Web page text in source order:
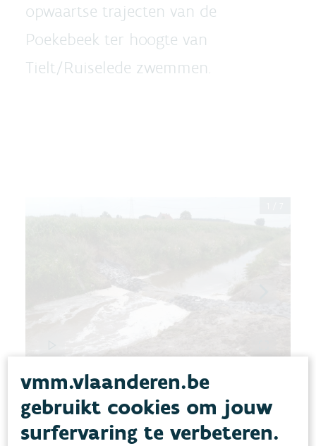
opwaartse trajecten van de
Poekebeek ter hoogte van
Tielt/Ruiselede zwemmen.
vmm.vlaanderen.be
gebruikt cookies om jouw
surfervaring te verbeteren.